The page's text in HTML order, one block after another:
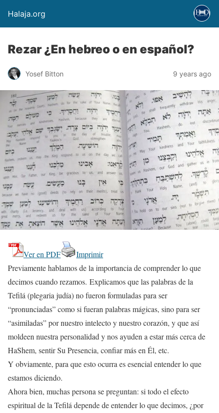
Halaja.org
Rezar ¿En hebreo o en español?
Yosef Bitton 9 years ago
Ver en PDF
Imprimir
Previamente hablamos de la importancia de comprender lo que
decimos cuando rezamos. Explicamos que las palabras de la
Tefilá (plegaria judía) no fueron formuladas para ser
“pronunciadas” como si fueran palabras mágicas, sino para ser
“asimiladas” por nuestro intelecto y nuestro corazón, y que así
moldeen nuestra personalidad y nos ayuden a estar más cerca de
HaShem, sentir Su Presencia, confiar más en Él, etc.
Y obviamente, para que esto ocurra es esencial entender lo que
estamos diciendo.
Ahora bien, muchas persona se preguntan: si todo el efecto
espiritual de la Tefilá depende de entender lo que decimos, ¿por